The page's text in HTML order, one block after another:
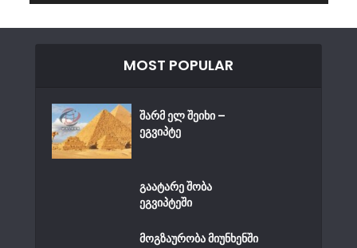
MOST POPULAR
შარმ ელ შეიხი –
ეგვიპტე
გაატარე შობა
ეგვიპტეში
მოგზაურობა მიუნხენში